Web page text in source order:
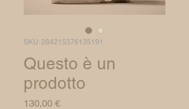
SKU: 284215376135191
Questo è un
prodotto
130,00 €Prezzo